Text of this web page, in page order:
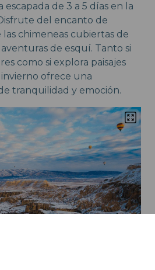
de 3 a 5 días en la
del encanto de
chimeneas cubiertas de
de esquí. Tanto si
como si explora paisajes
ofrece una
tranquilidad y emoción.